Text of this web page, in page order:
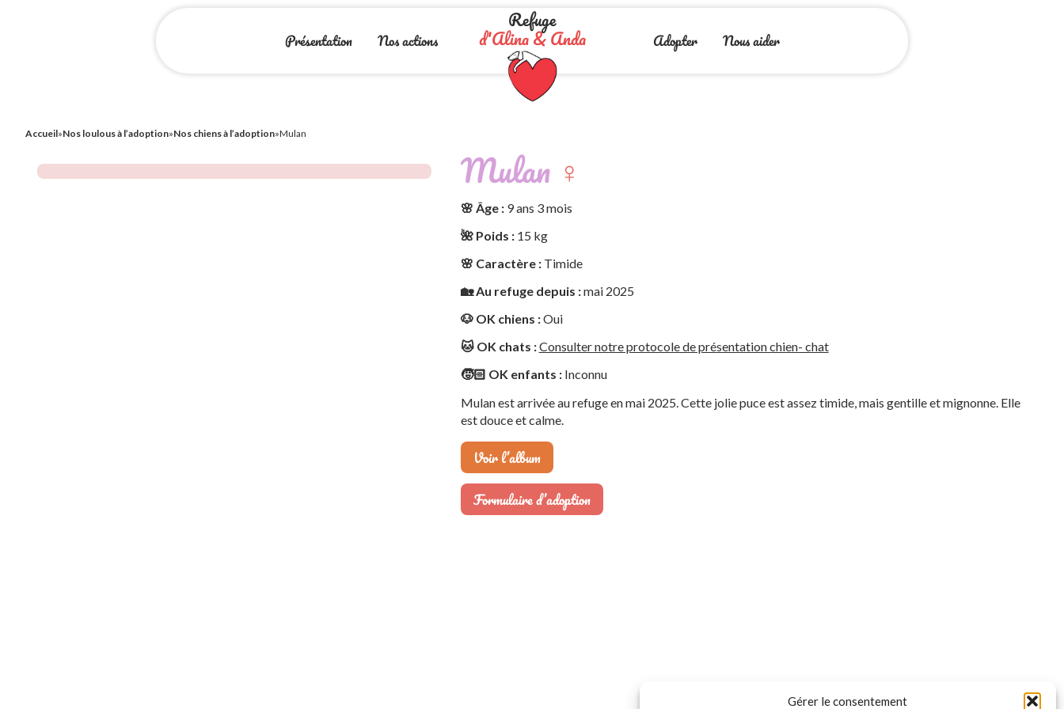
Gérer le consentement
Refuge
d'Alina & Anda
Présentation Nos actions Adopter Nous aider
Accueil»Nos loulous à l’adoption»Nos chiens à l’adoption»Mulan
Mulan ♀️
🌸 Âge :9 ans 3 mois
🌺 Poids :15 kg
🌸 Caractère :Timide
🏡 Au refuge depuis :mai 2025
🐶 OK chiens :Oui
🐱 OK chats :Consulter notre protocole de présentation chien- chat
🧒🏻 OK enfants :Inconnu
Mulan est arrivée au refuge en mai 2025. Cette jolie puce est assez timide, mais gentille et mignonne. Elle
est douce et calme.
Voir l’album
Formulaire d’adoption